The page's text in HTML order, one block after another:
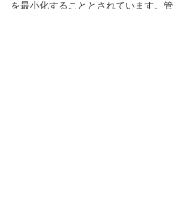
を最小化することとされています。管